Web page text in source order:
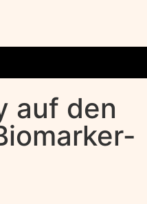
auf den